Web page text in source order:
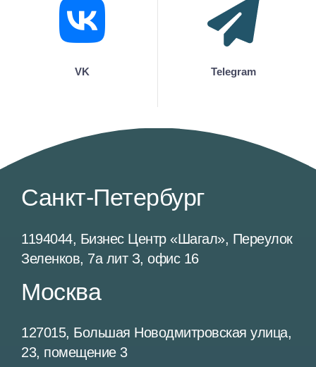
VK Telegram
Санкт-Петербург
1194044, Бизнес Центр «Шагал», Переулок
Зеленков, 7а лит З, офис 16
Москва
127015, Большая Новодмитровская улица,
23, помещение 3